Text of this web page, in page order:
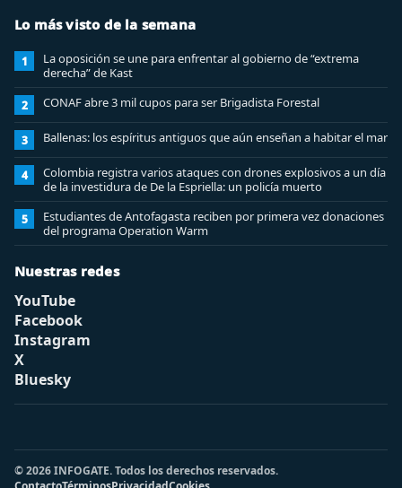
Lo más visto de la semana
1
La oposición se une para enfrentar al gobierno de “extrema
derecha” de Kast
2 CONAF abre 3 mil cupos para ser Brigadista Forestal
3 Ballenas: los espíritus antiguos que aún enseñan a habitar el mar
4
Colombia registra varios ataques con drones explosivos a un día
de la investidura de De la Espriella: un policía muerto
5
Estudiantes de Antofagasta reciben por primera vez donaciones
del programa Operation Warm
Nuestras redes
YouTube
Facebook
Instagram
X
Bluesky
© 2026 INFOGATE. Todos los derechos reservados.